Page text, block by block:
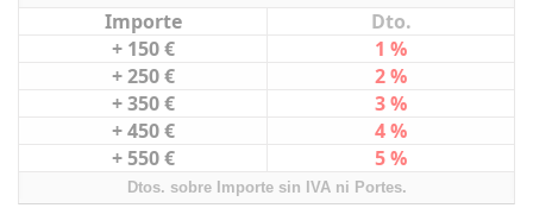
Importe
Dto.
+ 150 €
1 %
+ 250 €
2 %
+ 350 €
3 %
+ 450 €
4 %
+ 550 €
5 %
Dtos. sobre Importe sin IVA ni Portes.